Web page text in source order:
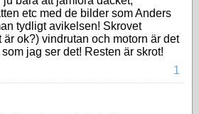
etc med de bilder som Anders
tydligt avikelsen! Skrovet
är ok?) vindrutan och motorn är det
jag ser det! Resten är skrot!
1